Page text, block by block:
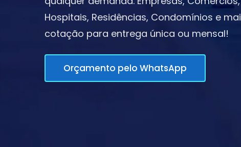
Hospitais, Residências, Condomínios e
cotação para entrega única ou mensal!
Orçamento pelo WhatsApp